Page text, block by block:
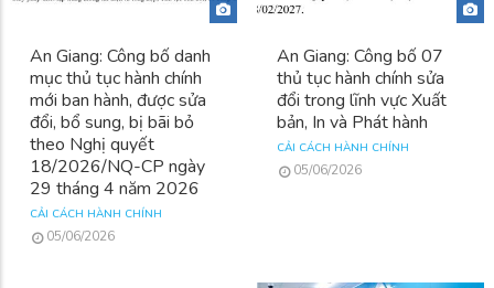
An Giang: Công bố danh
mục thủ tục hành chính
mới ban hành, được sửa
đổi, bổ sung, bị bãi bỏ
theo Nghị quyết
18/2026/NQ-CP ngày
29 tháng 4 năm 2026
CẢI CÁCH HÀNH CHÍNH
05/06/2026
An Giang: Công bố 07
thủ tục hành chính sửa
đổi trong lĩnh vực Xuất
bản, In và Phát hành
CẢI CÁCH HÀNH CHÍNH
05/06/2026